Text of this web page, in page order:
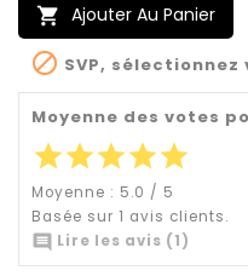
 Ajouter Au Panier
 SVP, sélectionnez
Moyenne des votes
starstarstarstarstar
Moyenne : 5.0 / 5
Basée sur 1 avis clients.
 Lire les avis (1)